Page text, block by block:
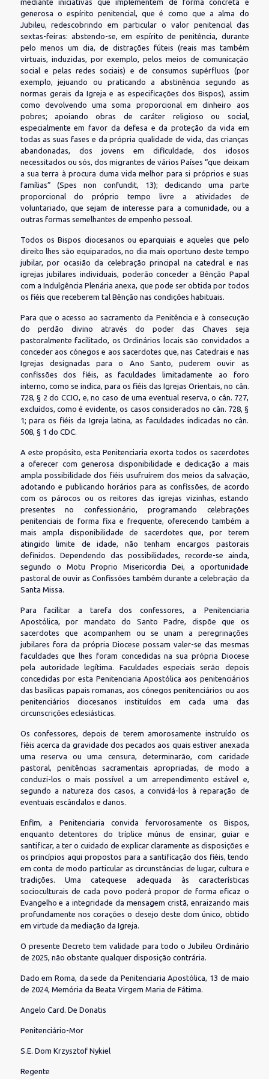
mediante iniciativas que implementem de forma concreta e
generosa o espírito penitencial, que é como que a alma do
Jubileu, redescobrindo em particular o valor penitencial das
sextas-feiras: abstendo-se, em espírito de penitência, durante
pelo menos um dia, de distrações fúteis (reais mas também
virtuais, induzidas, por exemplo, pelos meios de comunicação
social e pelas redes sociais) e de consumos supérfluos (por
exemplo, jejuando ou praticando a abstinência segundo as
normas gerais da Igreja e as especificações dos Bispos), assim
como devolvendo uma soma proporcional em dinheiro aos
pobres; apoiando obras de caráter religioso ou social,
especialmente em favor da defesa e da proteção da vida em
todas as suas fases e da própria qualidade de vida, das crianças
abandonadas, dos jovens em dificuldade, dos idosos
necessitados ou sós, dos migrantes de vários Países “que deixam
a sua terra à procura duma vida melhor para si próprios e suas
famílias” (Spes non confundit, 13); dedicando uma parte
proporcional do próprio tempo livre a atividades de
voluntariado, que sejam de interesse para a comunidade, ou a
outras formas semelhantes de empenho pessoal.
Todos os Bispos diocesanos ou eparquiais e aqueles que pelo
direito lhes são equiparados, no dia mais oportuno deste tempo
jubilar, por ocasião da celebração principal na catedral e nas
igrejas jubilares individuais, poderão conceder a Bênção Papal
com a Indulgência Plenária anexa, que pode ser obtida por todos
os fiéis que receberem tal Bênção nas condições habituais.
Para que o acesso ao sacramento da Penitência e à consecução
do perdão divino através do poder das Chaves seja
pastoralmente facilitado, os Ordinários locais são convidados a
conceder aos cónegos e aos sacerdotes que, nas Catedrais e nas
Igrejas designadas para o Ano Santo, puderem ouvir as
confissões dos fiéis, as faculdades limitadamente ao foro
interno, como se indica, para os fiéis das Igrejas Orientais, no cân.
728, § 2 do CCIO, e, no caso de uma eventual reserva, o cân. 727,
excluídos, como é evidente, os casos considerados no cân. 728, §
1; para os fiéis da Igreja latina, as faculdades indicadas no cân.
508, § 1 do CDC.
A este propósito, esta Penitenciaria exorta todos os sacerdotes
a oferecer com generosa disponibilidade e dedicação a mais
ampla possibilidade dos fiéis usufruírem dos meios da salvação,
adotando e publicando horários para as confissões, de acordo
com os párocos ou os reitores das igrejas vizinhas, estando
presentes no confessionário, programando celebrações
penitenciais de forma fixa e frequente, oferecendo também a
mais ampla disponibilidade de sacerdotes que, por terem
atingido limite de idade, não tenham encargos pastorais
definidos. Dependendo das possibilidades, recorde-se ainda,
segundo o Motu Proprio Misericordia Dei, a oportunidade
pastoral de ouvir as Confissões também durante a celebração da
Santa Missa.
Para facilitar a tarefa dos confessores, a Penitenciaria
Apostólica, por mandato do Santo Padre, dispõe que os
sacerdotes que acompanhem ou se unam a peregrinações
jubilares fora da própria Diocese possam valer-se das mesmas
faculdades que lhes foram concedidas na sua própria Diocese
pela autoridade legítima. Faculdades especiais serão depois
concedidas por esta Penitenciaria Apostólica aos penitenciários
das basílicas papais romanas, aos cónegos penitenciários ou aos
penitenciários diocesanos instituídos em cada uma das
circunscrições eclesiásticas.
Os confessores, depois de terem amorosamente instruído os
fiéis acerca da gravidade dos pecados aos quais estiver anexada
uma reserva ou uma censura, determinarão, com caridade
pastoral, penitências sacramentais apropriadas, de modo a
conduzi-los o mais possível a um arrependimento estável e,
segundo a natureza dos casos, a convidá-los à reparação de
eventuais escândalos e danos.
Enfim, a Penitenciaria convida fervorosamente os Bispos,
enquanto detentores do tríplice múnus de ensinar, guiar e
santificar, a ter o cuidado de explicar claramente as disposições e
os princípios aqui propostos para a santificação dos fiéis, tendo
em conta de modo particular as circunstâncias de lugar, cultura e
tradições. Uma catequese adequada às características
socioculturais de cada povo poderá propor de forma eficaz o
Evangelho e a integridade da mensagem cristã, enraizando mais
profundamente nos corações o desejo deste dom único, obtido
em virtude da mediação da Igreja.
O presente Decreto tem validade para todo o Jubileu Ordinário
de 2025, não obstante qualquer disposição contrária.
Dado em Roma, da sede da Penitenciaria Apostólica, 13 de maio
de 2024, Memória da Beata Virgem Maria de Fátima.
Angelo Card. De Donatis
Penitenciário-Mor
S.E. Dom Krzysztof Nykiel
Regente